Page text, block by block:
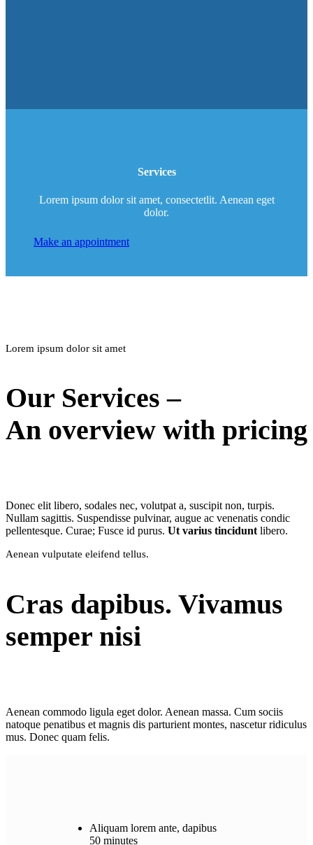
Services
Lorem ipsum dolor sit amet, consectetlit. Aenean eget
dolor.
Make an appointment
Lorem ipsum dolor sit amet
Our Services –
An overview with pricing
Donec elit libero, sodales nec, volutpat a, suscipit non, turpis.
Nullam sagittis. Suspendisse pulvinar, augue ac venenatis condic
pellentesque. Curae; Fusce id purus. Ut varius tincidunt libero.
Aenean vulputate eleifend tellus.
Cras dapibus. Vivamus
semper nisi
Aenean commodo ligula eget dolor. Aenean massa. Cum sociis
natoque penatibus et magnis dis parturient montes, nascetur ridiculus
mus. Donec quam felis.
Aliquam lorem ante, dapibus
50 minutes